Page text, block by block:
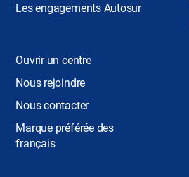
Les engagements Autosur
Ouvrir un centre
Nous rejoindre
Nous contacter
Marque préférée des
français